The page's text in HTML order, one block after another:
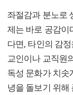
좌절감과 분노로
제는 바로 공감이
다면, 타인의 감
교인이나 교직원
독성 문화가 치솟
녕을 돌보기 위해